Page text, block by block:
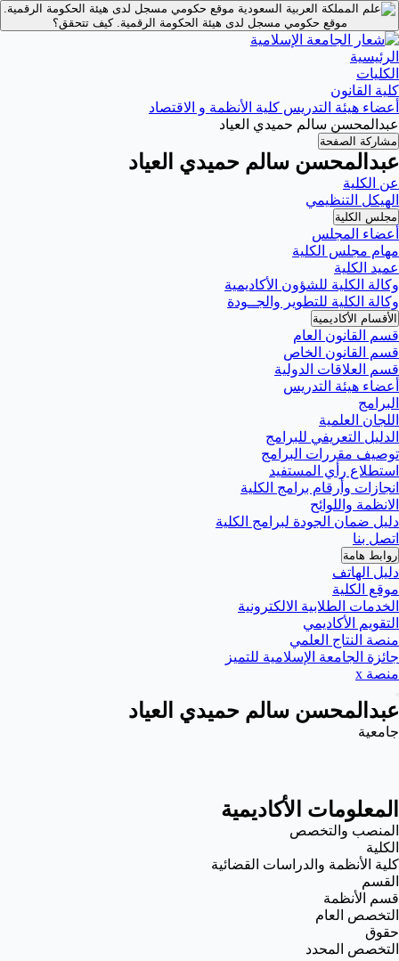
موقع حكومي مسجل لدى هيئة الحكومة الرقمية.
موقع حكومي مسجل لدى هيئة الحكومة الرقمية.كيف تتحقق؟
الرئيسية
الكليات
كلية القانون
أعضاء هيئة التدريس كلية الأنظمة و الاقتصاد
عبدالمحسن سالم حميدي العياد
مشاركة الصفحة
عبدالمحسن سالم حميدي العياد
عن الكلية
الهيكل التنظيمي
مجلس الكلية
أعضاء المجلس
مهام مجلس الكلية
عميد الكلية
وكالة الكلية للشؤون الأكاديمية
وكالة الكلية للتطوير والجــودة
الأقسام الأكاديمية
قسم القانون العام
قسم القانون الخاص
قسم العلاقات الدولية
أعضاء هيئة التدريس
البرامج
اللجان العلمية
الدليل التعريفي للبرامج
توصيف مقررات البرامج
استطلاع رأي المستفيد
انجازات وأرقام برامج الكلية
الانظمة واللوائح
دليل ضمان الجودة لبرامج الكلية
اتصل بنا
روابط هامة
دليل الهاتف
موقع الكلية
الخدمات الطلابية الالكترونية
التقويم الأكاديمي
منصة النتاج العلمي
جائزة الجامعة الإسلامية للتميز
منصة x
عبدالمحسن سالم حميدي العياد
جامعية
المعلومات الأكاديمية
المنصب والتخصص
الكلية
كلية الأنظمة والدراسات القضائية
القسم
قسم الأنظمة
التخصص العام
حقوق
التخصص المحدد